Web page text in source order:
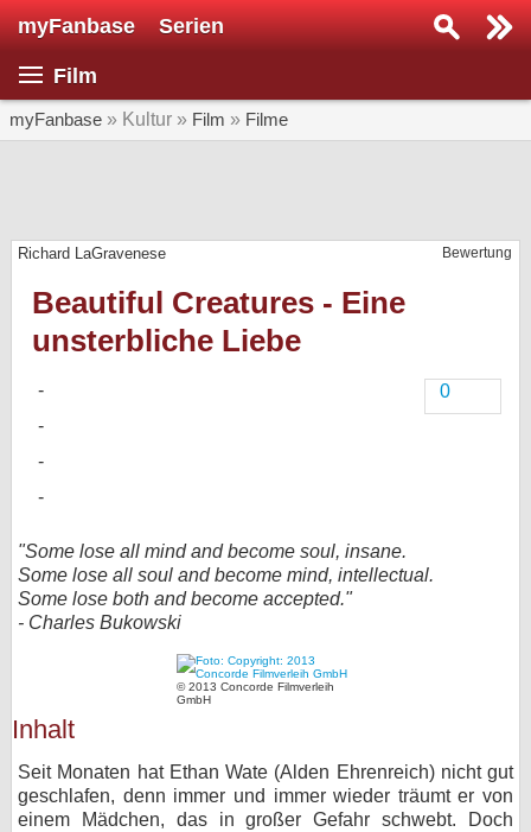
myFanbase Serien
Film
myFanbase » Kultur » Film » Filme
Bewertung
Richard LaGravenese
Beautiful Creatures - Eine
unsterbliche Liebe
0
"Some lose all mind and become soul, insane.
Some lose all soul and become mind, intellectual.
Some lose both and become accepted."
- Charles Bukowski
© 2013 Concorde Filmverleih
GmbH
Inhalt
Seit Monaten hat Ethan Wate (Alden Ehrenreich) nicht gut
geschlafen, denn immer und immer wieder träumt er von
einem Mädchen, das in großer Gefahr schwebt. Doch
Serie suchen...
SERIEN
Veranstaltungen
KULTUR
bei X
bei Facebook
Kontakt
Datenschutz